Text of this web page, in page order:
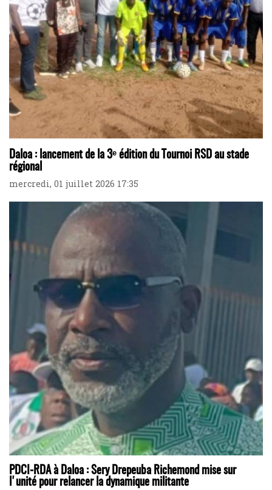
Daloa : lancement de la 3ᵉ édition du Tournoi RSD au stade
régional
mercredi, 01 juillet 2026 17:35
PDCI-RDA à Daloa : Sery Drepeuba Richemond mise sur
l'unité pour relancer la dynamique militante